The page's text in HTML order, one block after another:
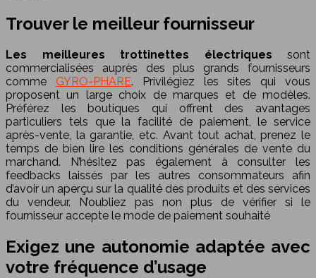
Trouver le meilleur fournisseur
Les meilleures trottinettes électriques sont
commercialisées auprès des plus grands fournisseurs
comme GYRO-PHARE. Privilégiez les sites qui vous
proposent un large choix de marques et de modèles.
Préférez les boutiques qui offrent des avantages
particuliers tels que la facilité de paiement, le service
après-vente, la garantie, etc. Avant tout achat, prenez le
temps de bien lire les conditions générales de vente du
marchand. N’hésitez pas également à consulter les
feedbacks laissés par les autres consommateurs afin
d’avoir un aperçu sur la qualité des produits et des services
du vendeur. N’oubliez pas non plus de vérifier si le
fournisseur accepte le mode de paiement souhaité
Exigez une autonomie adaptée avec
votre fréquence d’usage